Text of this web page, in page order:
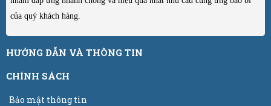
của quý khách hàng.
HƯỚNG DẪN VÀ THÔNG TIN
CHÍNH SÁCH
Bảo mật thông tin